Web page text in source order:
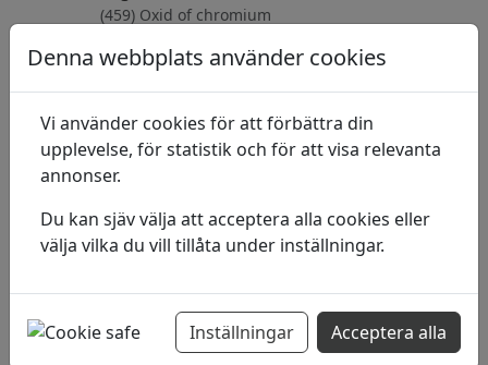
(459) Oxid of chromium
71kr I lager:
(466) Perm. Alizarin Crimson
105kr I lager:
Gouachefärg W&N 14ml
Gouachefärg W&N 14ml
Denna webbplats använder cookies
Vi använder cookies för att förbättra din
upplevelse, för statistik och för att visa relevanta
annonser.
Du kan sjäv välja att acceptera alla cookies eller
välja vilka du vill tillåta under inställningar.
Inställningar Acceptera alla